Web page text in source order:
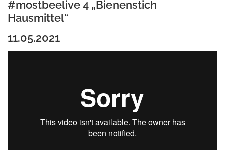
#mostbeelive 4 „Bienenstich
Hausmittel“
11.05.2021